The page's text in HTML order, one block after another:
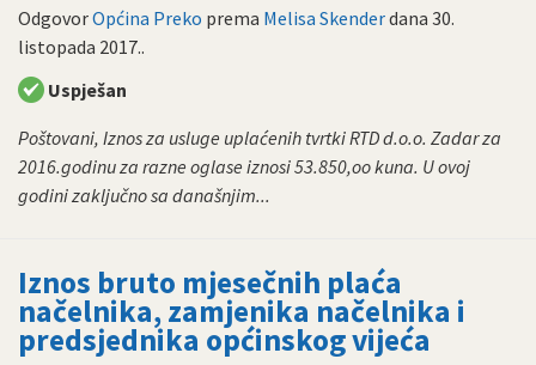
OdgovorOpćina Preko prema Melisa Skenderdana 30.
listopada 2017..
Uspješan
Poštovani, Iznos za usluge uplaćenih tvrtki RTD d.o.o. Zadar za
2016.godinu za razne oglase iznosi 53.850,oo kuna. U ovoj
godini zaključno sa današnjim...
Iznos bruto mjesečnih plaća
načelnika, zamjenika načelnika i
predsjednika općinskog vijeća